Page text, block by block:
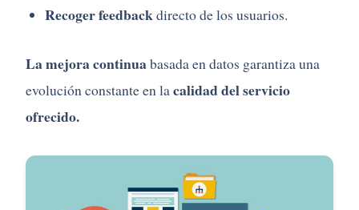
Recoger feedbackdirecto de los usuarios.
La mejora continuabasada en datos garantiza una
evolución constante en lacalidad del servicio
ofrecido.